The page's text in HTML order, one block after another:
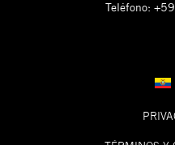
Teléfono: